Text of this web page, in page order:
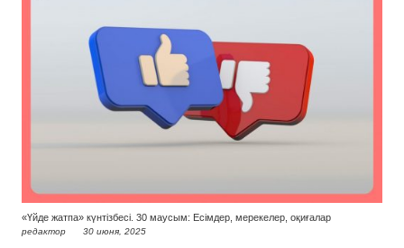
«Үйде жатпа» күнтізбесі. 30 маусым: Есімдер, мерекелер, оқиғалар
редактор 30 июня, 2025